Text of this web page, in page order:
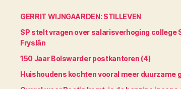
GERRIT WIJNGAARDEN: STILLEVEN
SP stelt vragen over salarisverhoging college
Fryslân
150 Jaar Bolswarder postkantoren (4)
Huishoudens kochten vooral meer duurzame